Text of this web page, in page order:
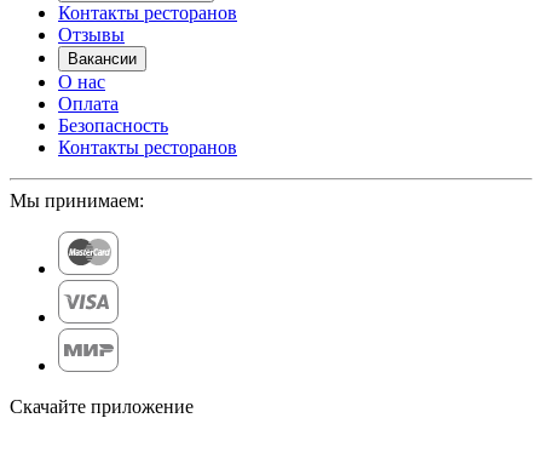
Контакты ресторанов
Отзывы
Вакансии
О нас
Оплата
Безопасность
Контакты ресторанов
Мы принимаем:
Скачайте приложение